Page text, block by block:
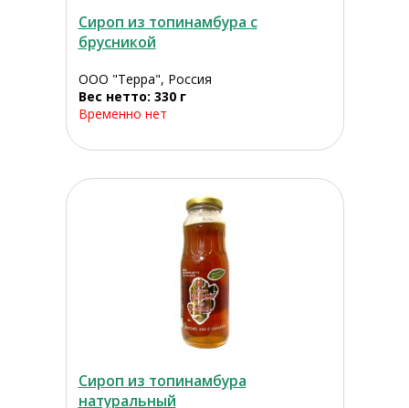
Сироп из топинамбура с
брусникой
ООО "Терра", Россия
Вес нетто: 330 г
Временно нет
Сироп из топинамбура
натуральный